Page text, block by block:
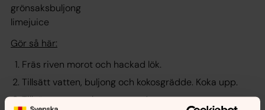
grönsaksbuljong
limejuice
Gör så här:
Fräs riven morot och hackad lök.
Tillsätt vatten, buljong och kokosgrädde. Koka upp.
Tillsätt morot och mangopuré.